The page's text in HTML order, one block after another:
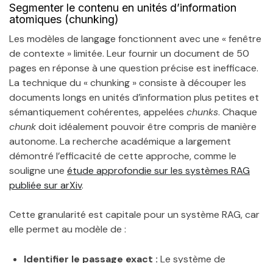
Segmenter le contenu en unités d’information
atomiques (chunking)
Les modèles de langage fonctionnent avec une « fenêtre
de contexte » limitée. Leur fournir un document de 50
pages en réponse à une question précise est inefficace.
La technique du « chunking » consiste à découper les
documents longs en unités d’information plus petites et
sémantiquement cohérentes, appelées chunks. Chaque
chunkdoit idéalement pouvoir être compris de manière
autonome. La recherche académique a largement
démontré l’efficacité de cette approche, comme le
souligne une étude approfondie sur les systèmes RAG
publiée sur arXiv.
Cette granularité est capitale pour un système RAG, car
elle permet au modèle de :
Identifier le passage exact : Le système de